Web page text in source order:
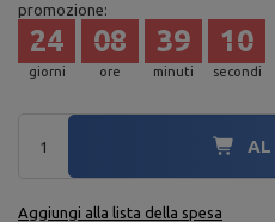
promozione:
giorni
24
ore
08
minuti
39
secondi
09
AL
Aggiungi alla lista della spesa